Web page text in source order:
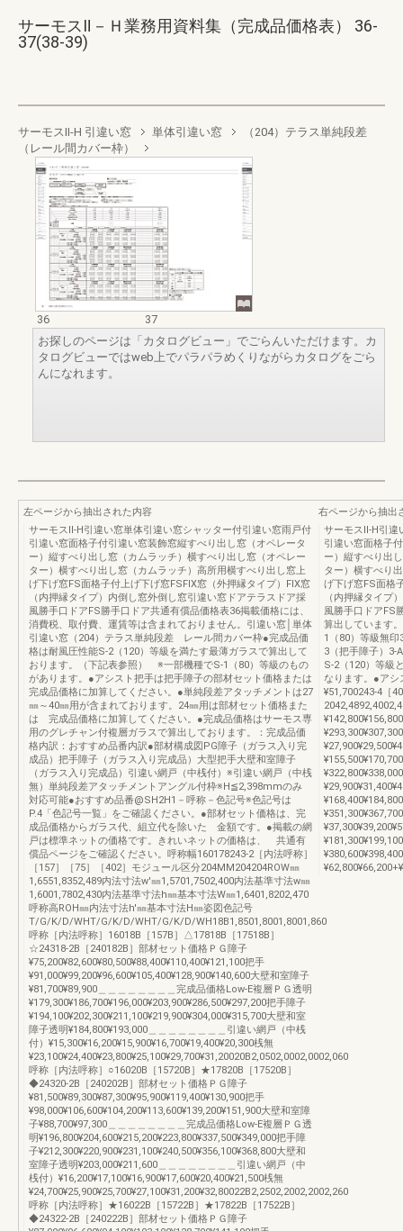
サーモスⅡ－Ｈ業務用資料集（完成品価格表） 36-
37(38-39)
サーモスII-H 引違い窓 単体引違い窓
（204）テラス単純段差
（レール間カバー枠）
36
37
お探しのページは「カタログビュー」でごらんいただけます。カ
タログビューではweb上でパラパラめくりながらカタログをごら
んになれます。
左ページから抽出された内容
サーモスⅡ-H引違い窓単体引違い窓シャッター付引違い窓雨戸付
引違い窓面格子付引違い窓装飾窓縦すべり出し窓（オペレータ
ー）縦すべり出し窓（カムラッチ）横すべり出し窓（オペレー
ター）横すべり出し窓（カムラッチ）高所用横すべり出し窓上
げ下げ窓FS面格子付上げ下げ窓FSFIX窓（外押縁タイプ）FIX窓
（内押縁タイプ）内倒し窓外倒し窓引違い窓ドアテラスドア採
風勝手口ドアFS勝手口ドア共通有償品価格表36掲載価格には、
消費税、取付費、運賃等は含まれておりません。引違い窓│単体
引違い窓（204）テラス単純段差 レール間カバー枠●完成品価
格は耐風圧性能S-2（120）等級を満たす最薄ガラスで算出して
おります。（下記表参照） ※一部機種でS-1（80）等級のもの
があります。●アシスト把手は把手障子の部材セット価格または
完成品価格に加算してください。●単純段差アタッチメントは27
㎜～40㎜用が含まれております。24㎜用は部材セット価格また
は 完成品価格に加算してください。●完成品価格はサーモス専
用のグレチャン付複層ガラスで算出しております。：完成品価
格内訳：おすすめ品番内訳●部材構成図PG障子（ガラス入り完
成品）把手障子（ガラス入り完成品）大型把手大壁和室障子
（ガラス入り完成品）引違い網戸（中桟付）※引違い網戸（中桟
無）単純段差アタッチメントアングル付枠※H≦2,398mmのみ
対応可能●おすすめ品番@SH2H1－呼称－色記号※色記号は
P.4「色記号一覧」をご確認ください。●部材セット価格は、完
成品価格からガラス代、組立代を除いた 金額です。●掲載の網
戸は標準ネットの価格です。きれいネットの価格は、 共通有
償品ページをご確認ください。呼称幅160178243-2［内法呼称］
［157］［75］［402］モジュール区分204MM204204ROW㎜
1,6551,8352,489内法寸法w'㎜1,5701,7502,400内法基準寸法w㎜
1,6001,7802,430内法基準寸法h㎜基本寸法W㎜1,6401,8202,470
呼称高ROH㎜内法寸法h'㎜基本寸法H㎜姿図色記号
T/G/K/D/WHT/G/K/D/WHT/G/K/D/WH18B1,8501,8001,8001,860
呼称［内法呼称］16018B［157B］△17818B［17518B］
☆24318-2B［240182B］部材セット価格ＰＧ障子
¥75,200¥82,600¥80,500¥88,400¥110,400¥121,100把手
¥91,000¥99,200¥96,600¥105,400¥128,900¥140,600大壁和室障子
¥81,700¥89,900＿＿＿＿＿＿＿＿完成品価格Low-E複層ＰＧ透明
¥179,300¥186,700¥196,000¥203,900¥286,500¥297,200把手障子
¥194,100¥202,300¥211,100¥219,900¥304,000¥315,700大壁和室
障子透明¥184,800¥193,000＿＿＿＿＿＿＿＿引違い網戸（中桟
付）¥15,300¥16,200¥15,900¥16,700¥19,400¥20,300桟無
¥23,100¥24,400¥23,800¥25,100¥29,700¥31,20020B2,0502,0002,0002,060
呼称［内法呼称］○16020B［15720B］★17820B［17520B］
◆24320-2B［240202B］部材セット価格ＰＧ障子
¥81,500¥89,300¥87,300¥95,900¥119,400¥130,900把手
¥98,000¥106,600¥104,200¥113,600¥139,200¥151,900大壁和室障
子¥88,700¥97,300＿＿＿＿＿＿＿＿完成品価格Low-E複層ＰＧ透
明¥196,800¥204,600¥215,200¥223,800¥337,500¥349,000把手障
子¥212,300¥220,900¥231,100¥240,500¥356,100¥368,800大壁和
室障子透明¥203,000¥211,600＿＿＿＿＿＿＿＿引違い網戸（中
桟付）¥16,200¥17,100¥16,900¥17,600¥20,400¥21,500桟無
¥24,700¥25,900¥25,700¥27,100¥31,200¥32,80022B2,2502,2002,2002,260
呼称［内法呼称］★16022B［15722B］★17822B［17522B］
◆24322-2B［240222B］部材セット価格ＰＧ障子
右ページから抽出
サーモスⅡ-H引違
引違い窓面格子
ー）縦すべり出
ター）横すべり
げ下げ窓FS面格
（内押縁タイプ
風勝手口ドアFS
算出しています
1（80）等級無
3（把手障子）
S-2（120）等級
なります。●アシ
¥51,700243-4［